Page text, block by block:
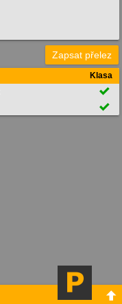
Zapsat přelez
Klasa


